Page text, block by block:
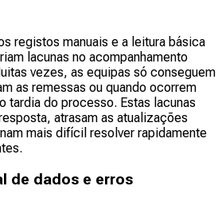
registos manuais e a leitura básica
lacunas no acompanhamento
vezes, as equipas só conseguem
as remessas ou quando ocorrem
tardia do processo. Estas lacunas
atrasam as atualizações
mais difícil resolver rapidamente
de dados e erros